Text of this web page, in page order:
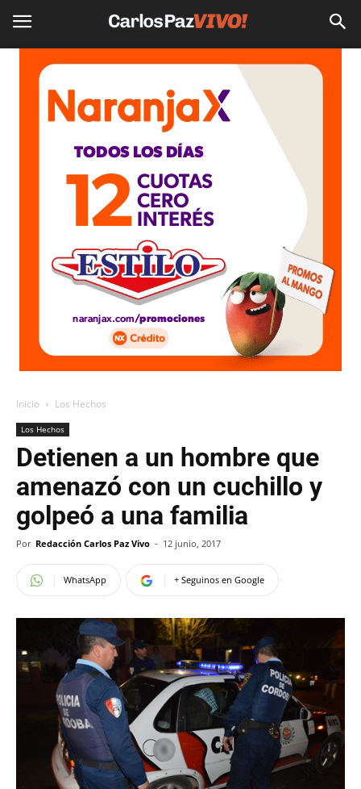
Inicio Los Hechos
Los Hechos
Detienen a un hombre que
amenazó con un cuchillo y
golpeó a una familia
Por Redacción Carlos Paz Vivo - 12 junio, 2017
WhatsApp + Seguinos en Google